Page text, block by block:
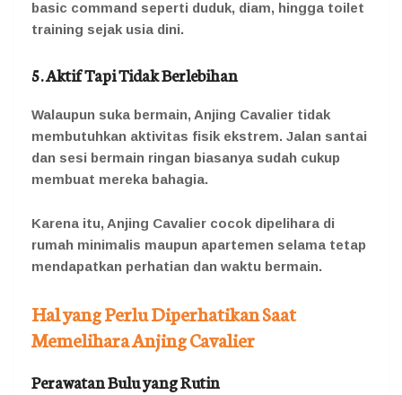
basic command seperti duduk, diam, hingga toilet
training sejak usia dini.
5. Aktif Tapi Tidak Berlebihan
Walaupun suka bermain, Anjing Cavalier tidak
membutuhkan aktivitas fisik ekstrem. Jalan santai
dan sesi bermain ringan biasanya sudah cukup
membuat mereka bahagia.
Karena itu, Anjing Cavalier cocok dipelihara di
rumah minimalis maupun apartemen selama tetap
mendapatkan perhatian dan waktu bermain.
Hal yang PerluDiperhatikanSaat
Memelihara Anjing Cavalier
Perawatan Bulu yang Rutin